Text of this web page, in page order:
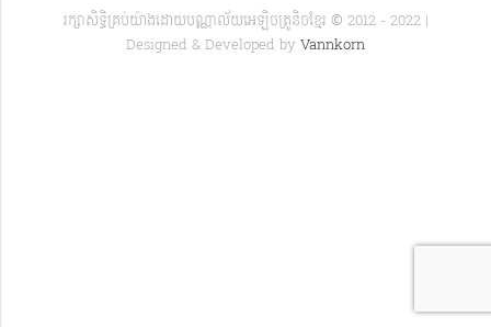
រក្សាសិទ្ធិគ្រប់យ៉ាងដោយបណ្ណាល័យអេឡិចត្រូនិចខ្មែរ © 2012 - 2022 |
Designed & Developed by Vannkorn